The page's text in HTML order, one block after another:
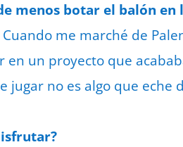
menos botar el balón
me marché de
un proyecto que
no es algo que eche